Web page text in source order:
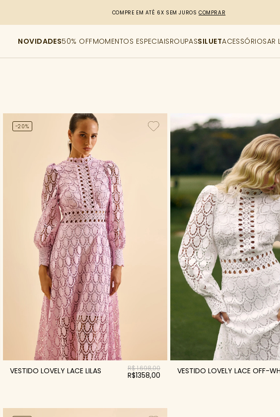
COMPRE EM ATÉ 6X SEM JUROS COMPRAR
NOVIDADES50% OFFMOMENTOS ESPECIAISROUPASSILUETACESSÓRIOSAR
Categoria
-20%
VESTIDO LOVELY LACE LILAS R$ 1.698,00
R$1358,00 VESTIDO LOVELY LACE OFF-